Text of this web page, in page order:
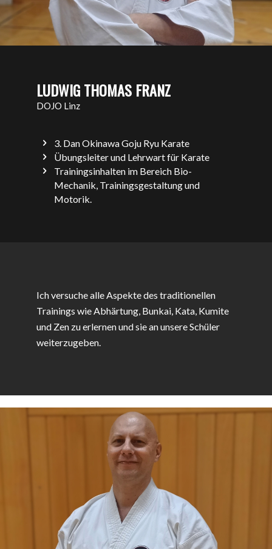
LUDWIG THOMAS FRANZ
DOJO Linz
3. Dan Okinawa Goju Ryu Karate
Übungsleiter und Lehrwart für Karate
Trainingsinhalten im Bereich Bio-
Mechanik, Trainingsgestaltung und
Motorik.
Ich versuche alle Aspekte des traditionellen
Trainings wie Abhärtung, Bunkai, Kata, Kumite
und Zen zu erlernen und sie an unsere Schüler
weiterzugeben.